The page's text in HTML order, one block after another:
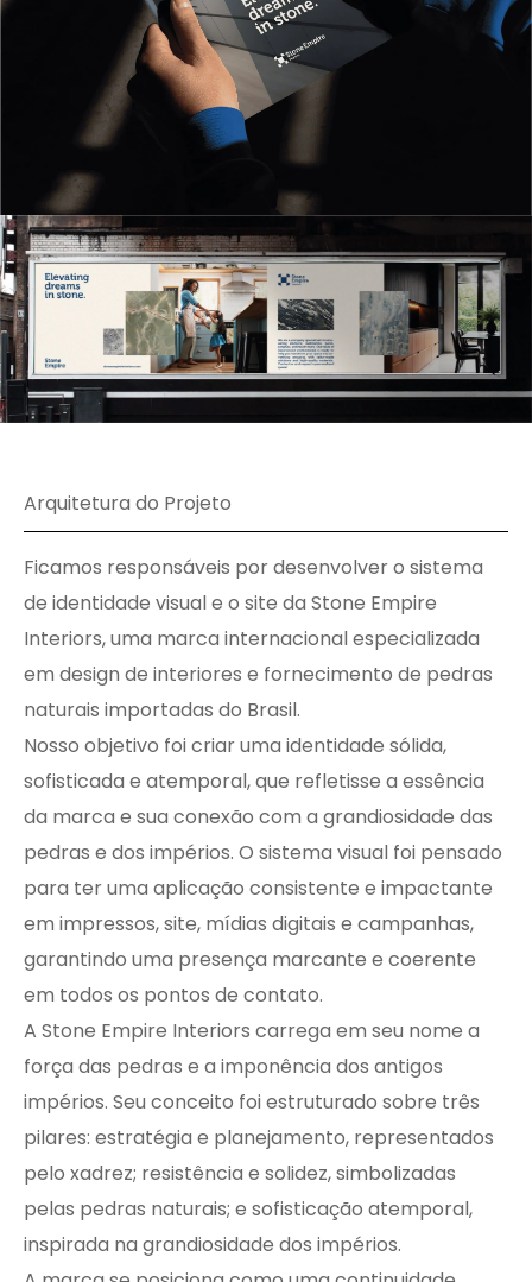
Arquitetura do Projeto
Ficamos responsáveis por desenvolver o sistema
de identidade visual e o site da Stone Empire
Interiors, uma marca internacional especializada
em design de interiores e fornecimento de pedras
naturais importadas do Brasil.
Nosso objetivo foi criar uma identidade sólida,
sofisticada e atemporal, que refletisse a essência
da marca e sua conexão com a grandiosidade das
pedras e dos impérios. O sistema visual foi pensado
para ter uma aplicação consistente e impactante
em impressos, site, mídias digitais e campanhas,
garantindo uma presença marcante e coerente
em todos os pontos de contato.
A Stone Empire Interiors carrega em seu nome a
força das pedras e a imponência dos antigos
impérios. Seu conceito foi estruturado sobre três
pilares: estratégia e planejamento, representados
pelo xadrez; resistência e solidez, simbolizadas
pelas pedras naturais; e sofisticação atemporal,
inspirada na grandiosidade dos impérios.